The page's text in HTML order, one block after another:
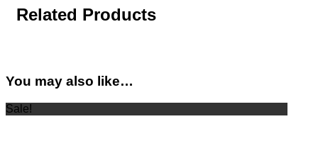
Related Products
You may also like…
Sale!